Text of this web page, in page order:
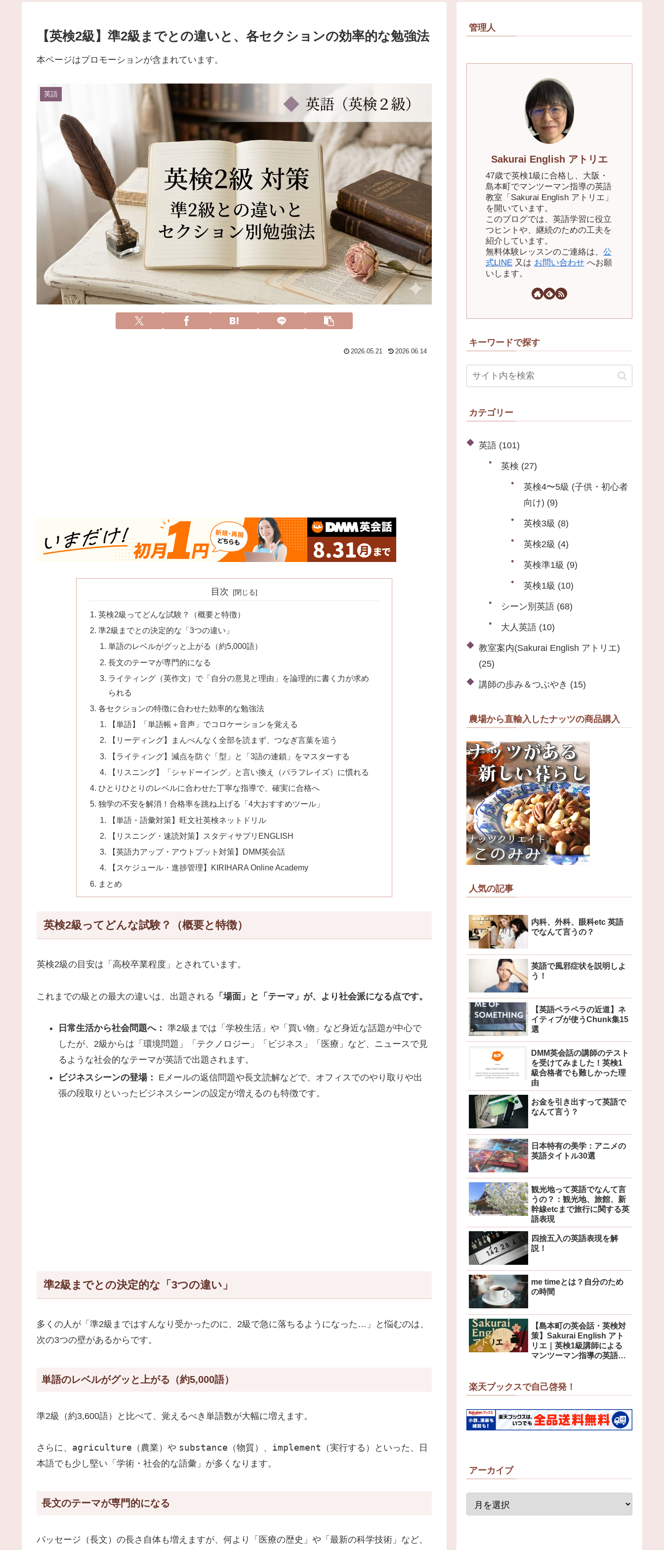
【英検2級】準2級までとの違いと、各セクションの効率的な勉強法
本ページはプロモーションが含まれています。
英語
2026.05.21 2026.06.14
目次
英検2級ってどんな試験？（概要と特徴）
準2級までとの決定的な「3つの違い」
単語のレベルがグッと上がる（約5,000語）
長文のテーマが専門的になる
ライティング（英作文）で「自分の意見と理由」を論理的に書く力が求め
られる
各セクションの特徴に合わせた効率的な勉強法
【単語】「単語帳＋音声」でコロケーションを覚える
【リーディング】まんべんなく全部を読まず、つなぎ言葉を追う
【ライティング】減点を防ぐ「型」と「3語の連鎖」をマスターする
【リスニング】「シャドーイング」と言い換え（パラフレイズ）に慣れる
ひとりひとりのレベルに合わせた丁寧な指導で、確実に合格へ
独学の不安を解消！合格率を跳ね上げる「4大おすすめツール」
【単語・語彙対策】旺文社英検ネットドリル
【リスニング・速読対策】スタディサプリENGLISH
【英語力アップ・アウトプット対策】DMM英会話
【スケジュール・進捗管理】KIRIHARA Online Academy
まとめ
英検2級ってどんな試験？（概要と特徴）
英検2級の目安は「高校卒業程度」とされています。
これまでの級との最大の違いは、出題される 「場面」と「テーマ」が、より社会派になる点です。
日常生活から社会問題へ： 準2級までは「学校生活」や「買い物」など身近な話題が中心で
したが、2級からは「環境問題」「テクノロジー」「ビジネス」「医療」など、ニュースで見
るような社会的なテーマが英語で出題されます。
ビジネスシーンの登場：
Eメールの返信問題や長文読解などで、オフィスでのやり取りや出
張の段取りといったビジネスシーンの設定が増えるのも特徴です。
準2級までとの決定的な「3つの違い」
多くの人が「準2級まではすんなり受かったのに、2級で急に落ちるようになった…」と悩むのは、
次の3つの壁があるからです。
単語のレベルがグッと上がる（約5,000語）
準2級（約3,600語）と比べて、覚えるべき単語数が大幅に増えます。
さらに、 agriculture （農業）や substance （物質）、 implement （実行する）といった、日
本語でも少し堅い「学術・社会的な語彙」が多くなります。
長文のテーマが専門的になる
パッセージ（長文）の長さ自体も増えますが、何より「医療の歴史」や「最新の科学技術」など、
管理人
Sakurai English アトリエ
47歳で英検1級に合格し、大阪・
島本町でマンツーマン指導の英語
教室「Sakurai English アトリエ」
を開いています。
このブログでは、英語学習に役立
つヒントや、継続のための工夫を
紹介しています。
無料体験レッスンのご連絡は、 公
式LINE 又は お問い合わせ へお願
いします。
キーワードで探す
カテゴリー
英語 (101)
英検 (27)
英検4〜5級 (子供・初心者
向け) (9)
英検3級 (8)
英検2級 (4)
英検準1級 (9)
英検1級 (10)
シーン別英語 (68)
大人英語 (10)
教室案内(Sakurai English アトリエ)
(25)
講師の歩み＆つぶやき (15)
農場から直輸入したナッツの商品購入
人気の記事
内科、外科、眼科etc 英語
でなんて言うの？
英語で風邪症状を説明しよ
う！
【英語ペラペラの近道】ネ
イティブが使うChunk集15
選
DMM英会話の講師のテスト
を受けてみました！英検1
級合格者でも難しかった理
由
お金を引き出すって英語で
なんて言う？
日本特有の美学：アニメの
英語タイトル30選
観光地って英語でなんて言
うの？：観光地、旅館、新
幹線etcまで旅行に関する英
語表現
四捨五入の英語表現を解
説！
me timeとは？自分のため
の時間
【島本町の英会話・英検対
策】Sakurai English アト
リエ｜英検1級講師による
マンツーマン指導の英語教
楽天ブックスで自己啓発！
アーカイブ